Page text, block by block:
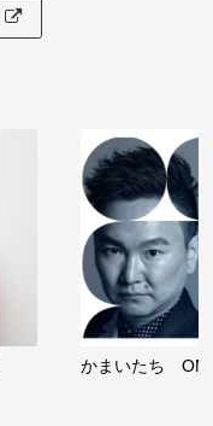
かまいたち